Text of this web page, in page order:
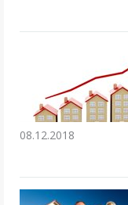
08.12.2018